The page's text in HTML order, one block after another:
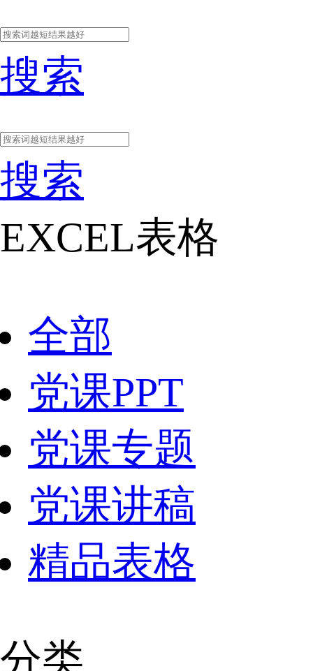
搜索
搜索
EXCEL表格
全部
党课PPT
党课专题
党课讲稿
精品表格
分类